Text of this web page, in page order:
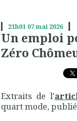
21h01 07mai 2026
Un emploi
Zéro
Extraits de l'
quart mode, publié